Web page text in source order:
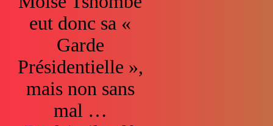
eut donc sa «
Garde
Présidentielle »,
mais non sans
mal …